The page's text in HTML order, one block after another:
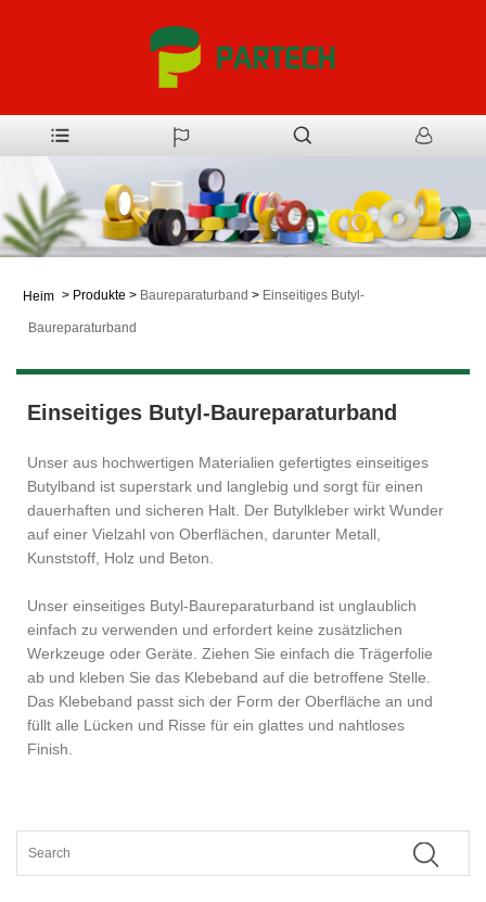
Heim > Produkte > Baureparaturband > Einseitiges Butyl-
Baureparaturband
Einseitiges Butyl-Baureparaturband
Unser aus hochwertigen Materialien gefertigtes einseitiges
Butylband ist superstark und langlebig und sorgt für einen
dauerhaften und sicheren Halt. Der Butylkleber wirkt Wunder
auf einer Vielzahl von Oberflächen, darunter Metall,
Kunststoff, Holz und Beton.
Unser einseitiges Butyl-Baureparaturband ist unglaublich
einfach zu verwenden und erfordert keine zusätzlichen
Werkzeuge oder Geräte. Ziehen Sie einfach die Trägerfolie
ab und kleben Sie das Klebeband auf die betroffene Stelle.
Das Klebeband passt sich der Form der Oberfläche an und
füllt alle Lücken und Risse für ein glattes und nahtloses
Finish.